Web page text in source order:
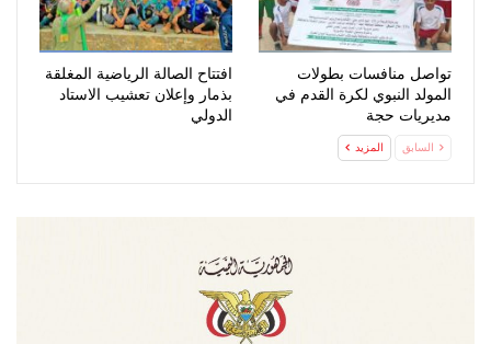
تواصل منافسات بطولات
المولد النبوي لكرة القدم في
مديريات حجة
افتتاح الصالة الرياضية المغلقة
بذمار وإعلان تعشيب الاستاد
الدولي
السابق المزيد